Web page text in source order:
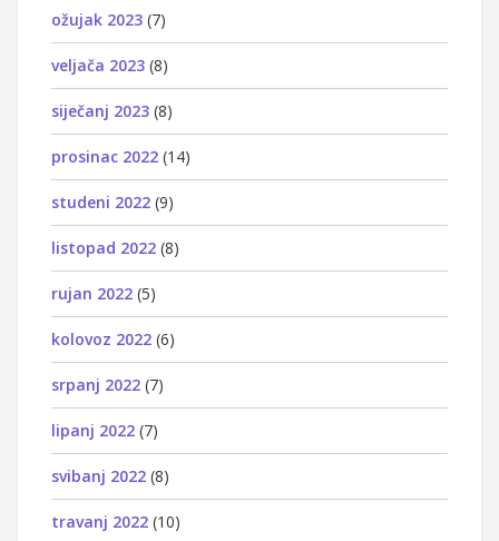
ožujak 2023 (7)
veljača 2023 (8)
siječanj 2023 (8)
prosinac 2022 (14)
studeni 2022 (9)
listopad 2022 (8)
rujan 2022 (5)
kolovoz 2022 (6)
srpanj 2022 (7)
lipanj 2022 (7)
svibanj 2022 (8)
travanj 2022 (10)